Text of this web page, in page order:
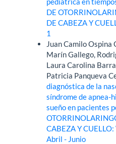
DE
DE CABEZA Y
1
Juan Camilo Ospina
Marín Gallego,
Laura Carolina
Patricia Panqueva
diagnóstica de la
síndrome de apnea-
sueño en pacientes
CABEZA Y
Abril - Junio